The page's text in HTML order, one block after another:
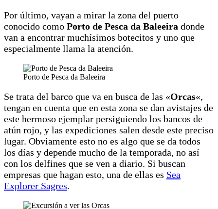
Por último, vayan a mirar la zona del puerto
conocido como Porto de Pesca da Baleeira donde
van a encontrar muchísimos botecitos y uno que
especialmente llama la atención.
Porto de Pesca da Baleeira
Se trata del barco que va en busca de las «Orcas«,
tengan en cuenta que en esta zona se dan avistajes de
este hermoso ejemplar persiguiendo los bancos de
atún rojo, y las expediciones salen desde este preciso
lugar. Obviamente esto no es algo que se da todos
los días y depende mucho de la temporada, no así
con los delfines que se ven a diario. Si buscan
empresas que hagan esto, una de ellas es Sea
Explorer Sagres.